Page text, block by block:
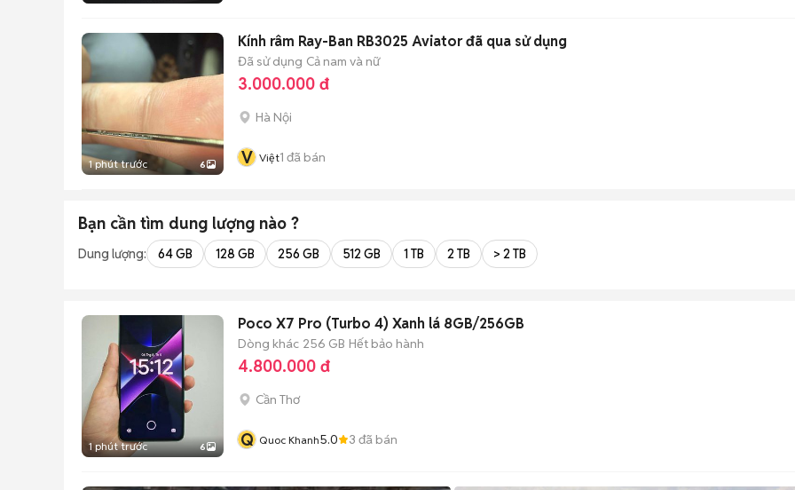
1 phút trước 6
Kính râm Ray-Ban RB3025 Aviator đã qua sử dụng
Đã sử dụng Cả nam và nữ
3.000.000 đ
Hà Nội
V Việt1 đã bán
Bạn cần tìm dung lượng nào ?
Dung lượng: 64 GB 128 GB 256 GB 512 GB 1 TB 2 TB > 2 TB
1 phút trước 6
Poco X7 Pro (Turbo 4) Xanh lá 8GB/256GB
Dòng khác 256 GB Hết bảo hành
4.800.000 đ
Cần Thơ
Q Quoc Khanh5.0 3 đã bán